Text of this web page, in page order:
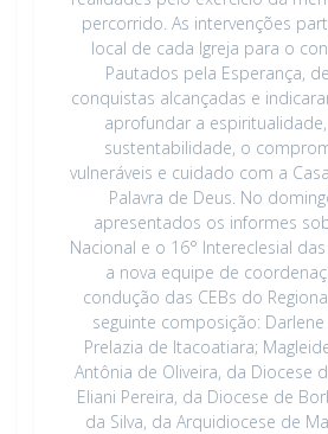
percorrido. As intervenções
local de cada Igreja para o
Pautados pela Esperança,
conquistas alcançadas e
aprofundar a
sustentabilidade, o
vulneráveis e cuidado com a
Palavra de Deus. No
apresentados os informes
Nacional e o 16° Intereclesial das
a nova equipe de
condução das CEBs do
seguinte composição:
Prelazia de Itacoatiara;
Antônia de Oliveira, da Diocese
Eliani Pereira, da Diocese de
da Silva, da Arquidiocese de